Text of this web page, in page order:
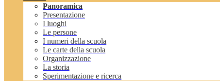
Panoramica
Presentazione
I luoghi
Le persone
I numeri della scuola
Le carte della scuola
Organizzazione
La storia
Sperimentazione e ricerca